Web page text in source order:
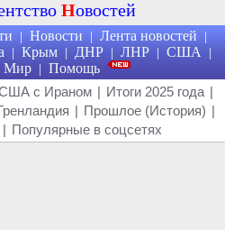
Новостей
| Новости | Лента новостей |
| Крым | ДНР | ЛНР | США |
Мир | Помощь
США с Ираном | Итоги 2025 года |
| Прошлое (История) |
| Популярные в соцсетях